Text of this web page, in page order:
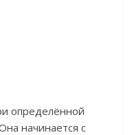
определённой
начинается с